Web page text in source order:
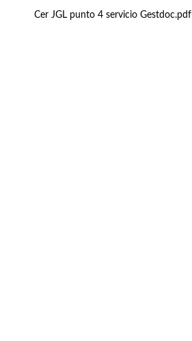
Cer JGL punto 4 servicio Gestdoc.pdf